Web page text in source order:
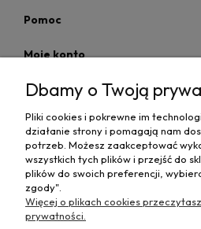
Pomoc
Moje konto
Płatności i dostawa
Informacje
O nas
Dbamy o Twoją
Pliki cookies i pokrewne im
działanie strony i pomagają nam
potrzeb. Możesz zaakceptować
wszystkich tych plików i przejść do
plików do swoich preferencji,
zgody".
Więcej o plikach cookies
prywatności.